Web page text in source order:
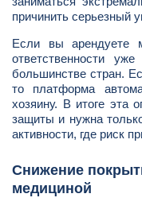
причинить серьезный
Если вы арендуете
ответственности
большинстве стран.
то платформа
хозяину. В итоге эта
защиты и нужна
активности, где риск
Снижение
медициной